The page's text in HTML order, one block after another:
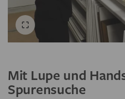
Mit Lupe und
Spurensuche